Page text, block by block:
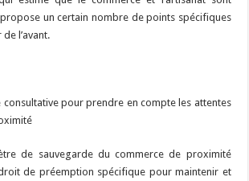
un certain nombre de points spécifiques
l’avant.
consultative pour prendre en compte les attentes
de sauvegarde du commerce de proximité
de préemption spécifique pour maintenir et